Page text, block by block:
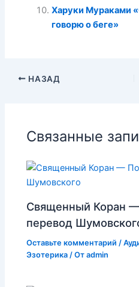
Харуки Мураками
говорю о беге»
НАЗАД
Связанные
Священный Коран
перевод
Оставьте комментарий /
Эзотерика / Отadmin